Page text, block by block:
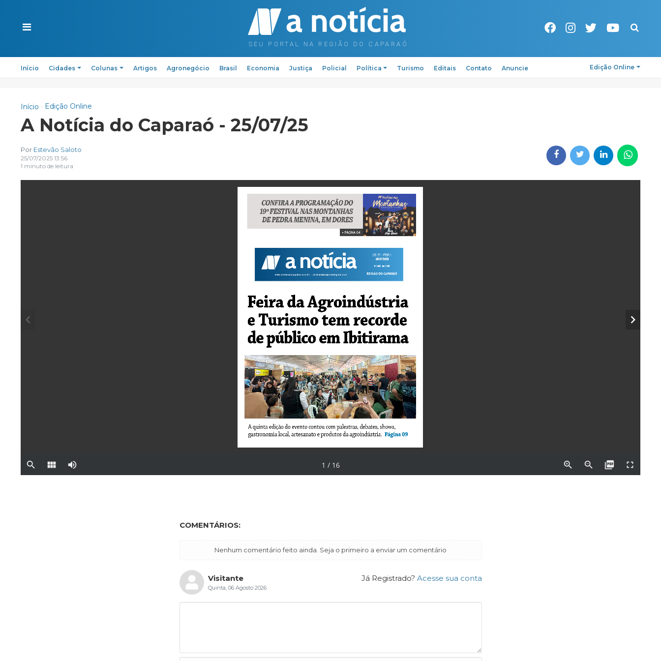
Pesquisa
Início Cidades Colunas Artigos Agronegócio Brasil Economia Justiça Policial Política Turismo Editais Contato Anuncie Edição Online
Início Edição Online
A Notícia do Caparaó - 25/07/25
Por Estevão Saloto
25/07/2025 13:56
1 minuto de leitura
COMENTÁRIOS:
Nenhum comentário feito ainda. Seja o primeiro a enviar um comentário
Já Registrado? Acesse sua conta
Visitante
Quinta, 06 Agosto 2026